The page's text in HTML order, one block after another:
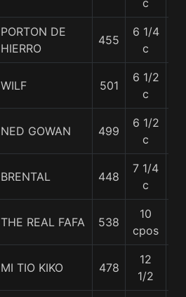
c
PORTON DE
HIERRO
455
6 1/4
c
WILF 501
6 1/2
c
NED GOWAN 499
6 1/2
c
BRENTAL 448
7 1/4
c
THE REAL FAFA 538
10
cpos
MI TIO KIKO 478
12
1/2